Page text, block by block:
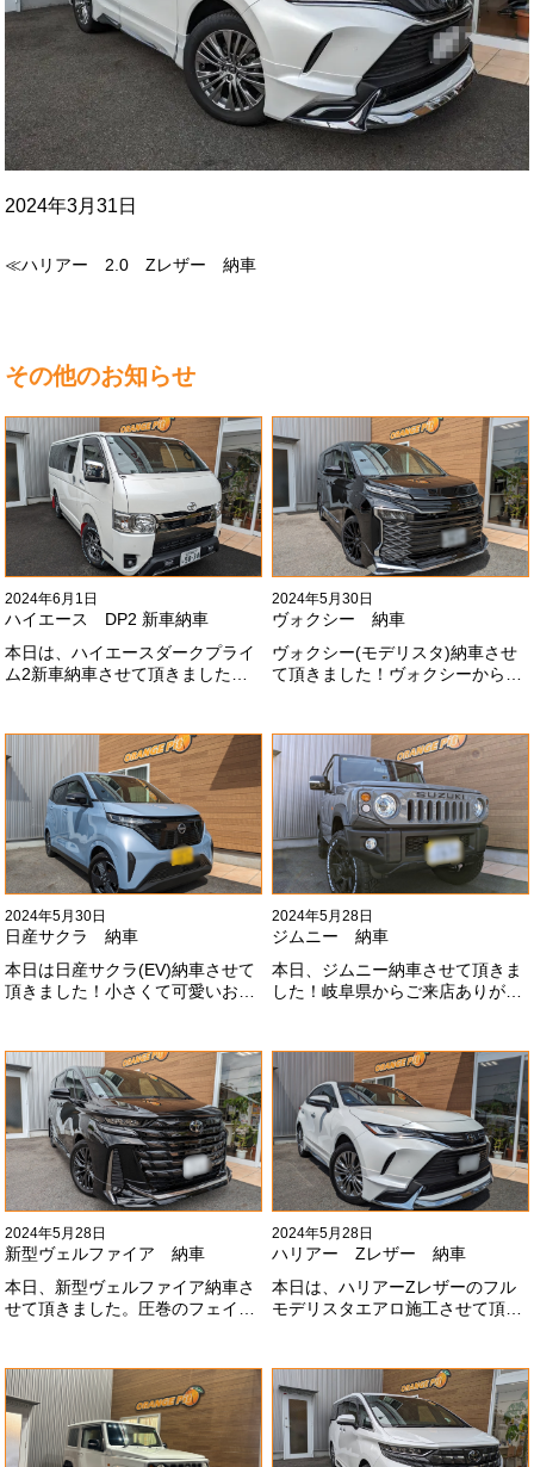
2024年3月31日
≪ハリアー 2.0 Zレザー 納車
その他のお知らせ
2024年6月1日
ハイエース DP2 新車納車
本日は、ハイエースダークプライ
ム2新車納車させて頂きました！
ました#x1f60a;
2024年5月30日
ヴォクシー 納車
ヴォクシー(モデリスタ)納車させ
て頂きました！ヴォクシーからヴ
利用頂きありがとうございます
#x1f60a;
2024年5月30日
日産サクラ 納車
本日は日産サクラ(EV)納車させて
頂きました！小さくて可愛いお車
#x1f60a;#x1f60a;M様ありがとう
ございました#x1f60a;
2024年5月28日
ジムニー 納車
本日、ジムニー納車させて頂きま
した！岐阜県からご来店ありがと
ープンカントリー、ホイールと、
可愛い仕様になりました！これか
らもよろしくお願いします
#x1f647;#x200d;#x2640;#xfe0f;
2024年5月28日
新型ヴェルファイア 納車
本日、新型ヴェルファイア納車さ
せて頂きました。圧巻のフェイス
なりました！いつも本当にありが
とうございます#x1f60a;
2024年5月28日
ハリアー Zレザー 納車
本日は、ハリアーZレザーのフル
モデリスタエアロ施工させて頂き
全然、思い通りエアロが入ってき
ませんね。。今後とも宜しくお願
いします！